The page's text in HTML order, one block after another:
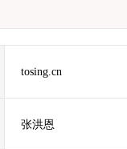
tosing.cn
张洪恩